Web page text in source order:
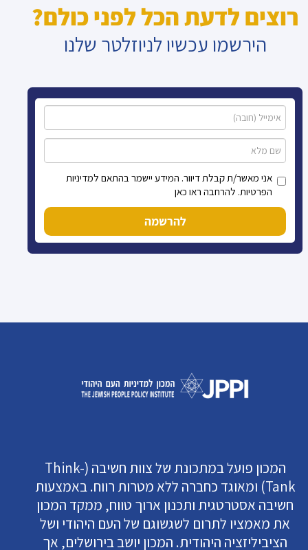
רוצים לדעת הכל לפני כולם?
הירשמו עכשיו לניוזלטר שלנו
אני מאשר/ת קבלת דיוור. המידע יישמר בהתאם למדיניות
הפרטיות. להרחבה ראו כאן
להרשמה
המכון פועל במתכונת של צוות חשיבה (Think-
Tank) ומאוגד כחברה ללא מטרות רווח. באמצעות
חשיבה אסטרטגית ותכנון ארוך טווח, ממקד המכון
את מאמציו לתרום לשגשוגם של העם היהודי ושל
הציביליזציה היהודית. המכון יושב בירושלים, אך